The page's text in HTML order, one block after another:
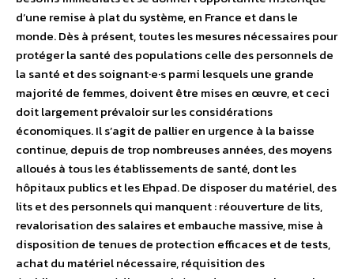
d’une remise à plat du système, en France et dans le
monde. Dès à présent, toutes les mesures nécessaires pour
protéger la santé des populations celle des personnels de
la santé et des soignant·e·s parmi lesquels une grande
majorité de femmes, doivent être mises en œuvre, et ceci
doit largement prévaloir sur les considérations
économiques. Il s’agit de pallier en urgence à la baisse
continue, depuis de trop nombreuses années, des moyens
alloués à tous les établissements de santé, dont les
hôpitaux publics et les Ehpad. De disposer du matériel, des
lits et des personnels qui manquent : réouverture de lits,
revalorisation des salaires et embauche massive, mise à
disposition de tenues de protection efficaces et de tests,
achat du matériel nécessaire, réquisition des